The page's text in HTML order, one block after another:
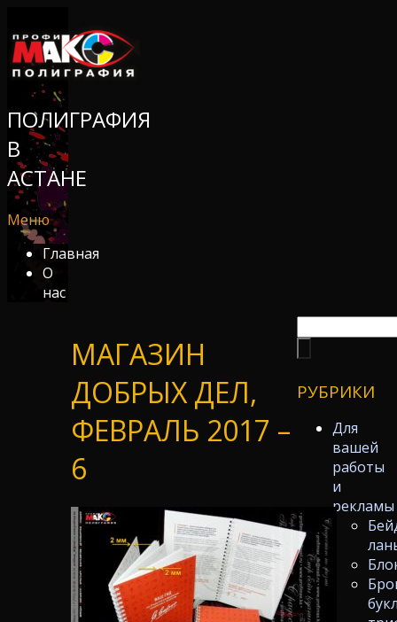
ПОЛИГРАФИЯ
В
АСТАНЕ
Меню
Главная
О
нас
РУБРИКИ
Для
вашей
работы
и
рекламы
МАГАЗИН
ДОБРЫХ ДЕЛ,
ФЕВРАЛЬ 2017 –
6